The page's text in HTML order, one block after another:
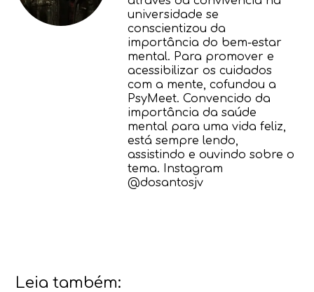
universidade se
conscientizou da
importância do bem-estar
mental. Para promover e
acessibilizar os cuidados
com a mente, cofundou a
PsyMeet. Convencido da
importância da saúde
mental para uma vida feliz,
está sempre lendo,
assistindo e ouvindo sobre o
tema. Instagram
@dosantosjv
Leia também: